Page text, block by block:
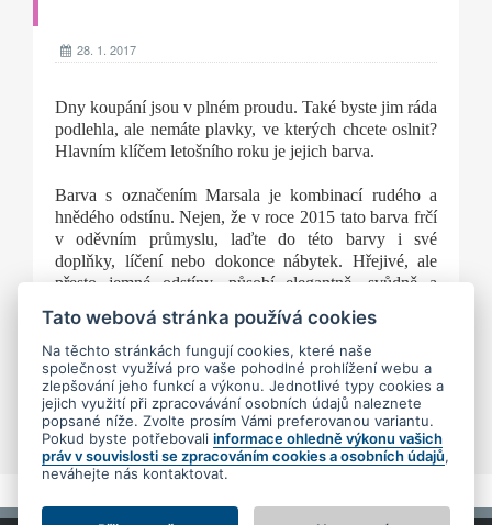
28. 1. 2017
Dny koupání jsou v plném proudu. Také byste jim ráda
podlehla, ale nemáte plavky, ve kterých chcete oslnit?
Hlavním klíčem letošního roku je jejich barva.
Barva s označením Marsala je kombinací rudého a
hnědého odstínu. Nejen, že v roce 2015 tato barva frčí
v oděvním průmyslu, laďte do této barvy i své
doplňky, líčení nebo dokonce nábytek. Hřejivé, ale
přesto jemné odstíny, působí elegantně, svůdně a
Ladíte letos svůj outfit do Marsala tónů nebo jste
samy sebou a nenecháte se trendy ovlivnit?
Tato webová stránka používá cookies
Na těchto stránkách fungují cookies, které naše
společnost využívá pro vaše pohodlné prohlížení webu a
zlepšování jeho funkcí a výkonu. Jednotlivé typy cookies a
jejich využití při zpracovávání osobních údajů naleznete
popsané níže. Zvolte prosím Vámi preferovanou variantu.
Pokud byste potřebovaliinformace ohledně výkonu vašich
práv v souvislosti se zpracováním cookies a osobních údajů,
neváhejte nás kontaktovat.